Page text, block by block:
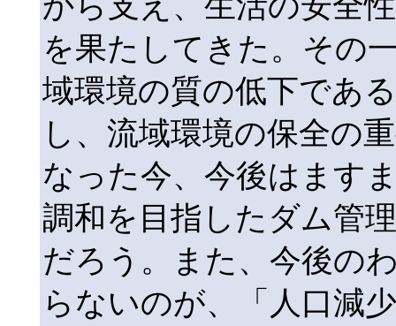
を果たしてきた。その
域環境の質の低下であ
し、流域環境の保全の
なった今、今後はます
調和を目指したダム管
だろう。また、今後の
らないのが、「人口減